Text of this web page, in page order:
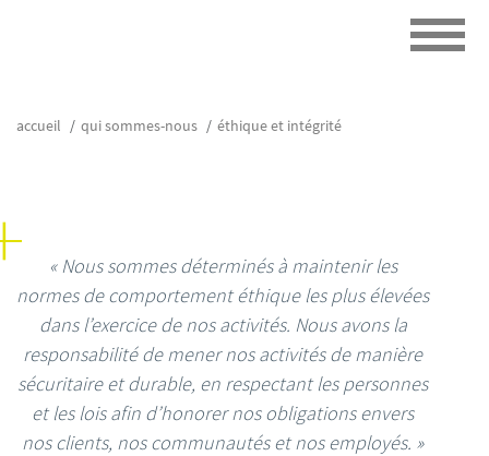
accueil qui sommes-nous éthique et intégrité
« Nous sommes déterminés à maintenir les
normes de comportement éthique les plus élevées
dans l’exercice de nos activités. Nous avons la
responsabilité de mener nos activités de manière
sécuritaire et durable, en respectant les personnes
et les lois afin d’honorer nos obligations envers
nos clients, nos communautés et nos employés. »